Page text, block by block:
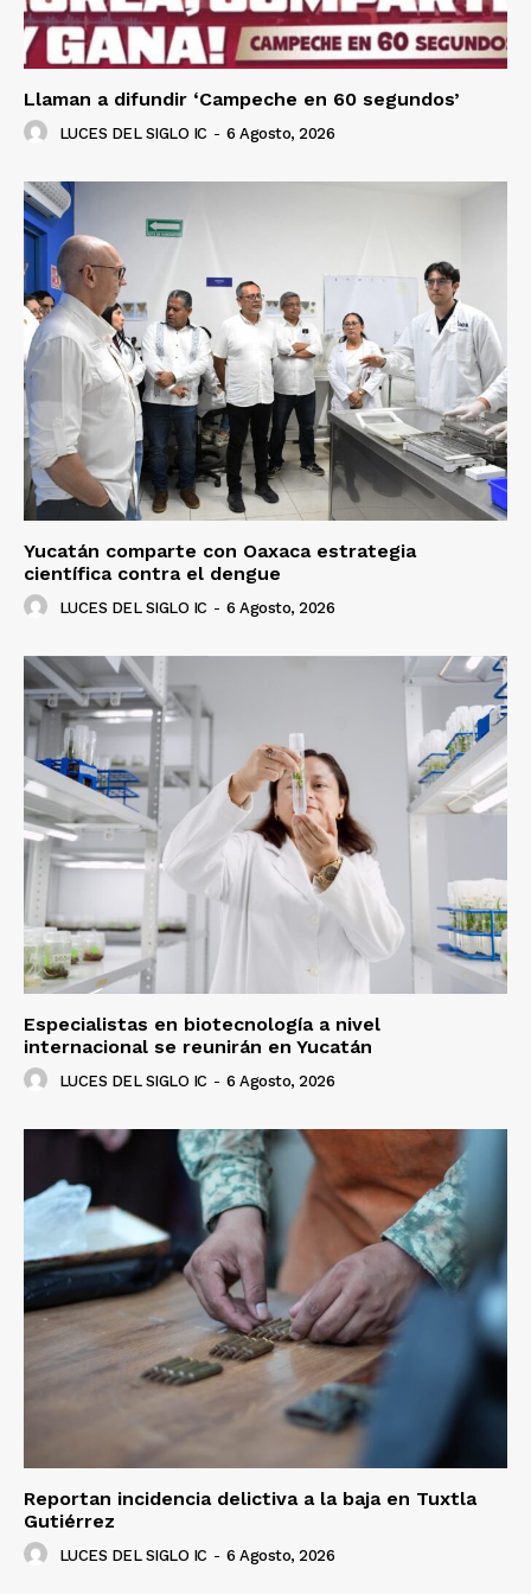
Luces
Del Siglo
Llaman a difundir ‘Campeche en 60 segundos’
LUCES DEL SIGLO IC - 6 Agosto, 2026
Yucatán comparte con Oaxaca estrategia
científica contra el dengue
LUCES DEL SIGLO IC - 6 Agosto, 2026
Especialistas en biotecnología a nivel
internacional se reunirán en Yucatán
LUCES DEL SIGLO IC - 6 Agosto, 2026
Reportan incidencia delictiva a la baja en Tuxtla
Gutiérrez
LUCES DEL SIGLO IC - 6 Agosto, 2026